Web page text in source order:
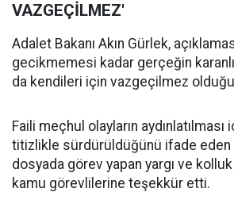
VAZGEÇİLMEZ'
Adalet Bakanı Akın Gürlek,
gecikmemesi kadar gerçeğin
da kendileri için vazgeçilmez
Faili meçhul olayların aydınlatılması
titizlikle sürdürüldüğünü ifade eden
dosyada görev yapan yargı ve
kamu görevlilerine teşekkür etti.